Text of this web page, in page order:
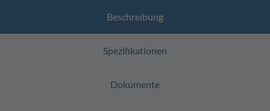
Beschreibung
Spezifikationen
Dokumente